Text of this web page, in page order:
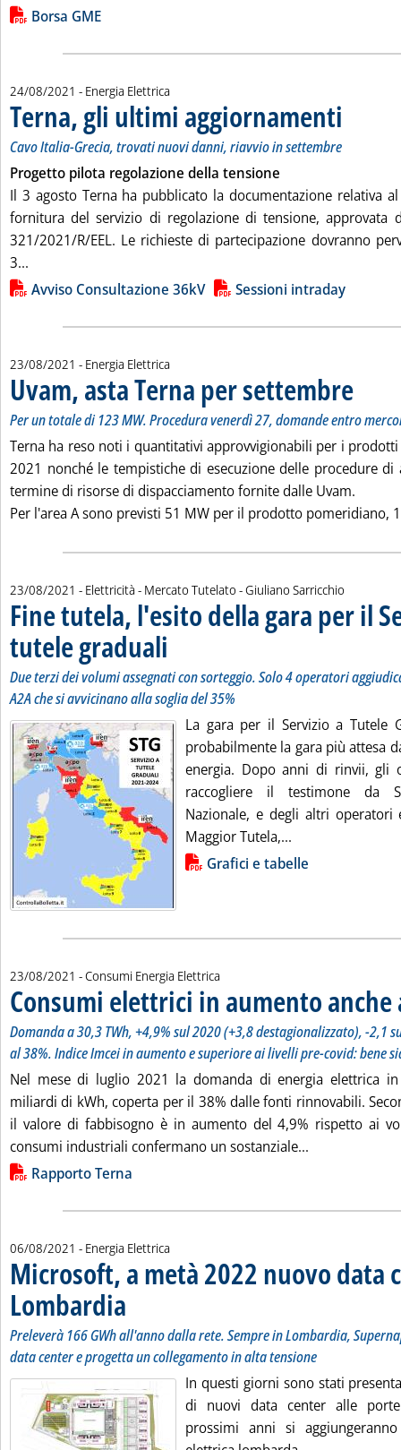
Leggi tutta la notizia: 'Risultati della Borsa elettrica'
Lista allegati PDF alla notizia
Borsa GME
24/08/2021 - Energia Elettrica
Terna, gli ultimi aggiornamenti
Cavo Italia-Grecia, trovati nuovi danni, riavvio in settembre
Progetto pilota regolazione della tensione
Il 3 agosto Terna ha pubblicato la documentazione relativa
fornitura del servizio di regolazione di tensione, approvata
321/2021/R/EEL. Le richieste di partecipazione dovranno
3...
Lista allegati PDF alla notizia
Avviso Consultazione 36kV Sessioni intraday
23/08/2021 - Energia Elettrica
Uvam, asta Terna per settembre
Per un totale di 123 MW. Procedura venerdì 27, domande entro
Terna ha reso noti i quantitativi approvvigionabili per i
2021 nonché le tempistiche di esecuzione delle procedure di
termine di risorse di dispacciamento fornite dalle Uvam.
Per l'area A sono previsti 51 MW per il prodotto pomeridiano,
23/08/2021 - Elettricità - Mercato Tutelato -di:
Giuliano Sarricchio
Fine tutela, l'esito della gara per il
tutele graduali . Sottotitolo: Due terzi dei volumi assegnati con
. Pubblicata lunedì 23 agosto 2021 alle 16.41.
Due terzi dei volumi assegnati con sorteggio. Solo 4 operatori
A2A che si avvicinano alla soglia del 35%
La gara per il Servizio a Tutele
probabilmente la gara più attesa
energia. Dopo anni di rinvii, gli
raccogliere il testimone da
Nazionale, e degli altri operatori
Maggior Tutela,...
Lista allegati PDF alla notiziaGrafici e tabelle
23/08/2021 - Consumi Energia Elettrica
Consumi elettrici in aumento anche
Domanda a 30,3 TWh, +4,9% sul 2020 (+3,8 destagionalizzato), -2,1
al 38%. Indice Imcei in aumento e superiore ai livelli pre-covid: bene
Nel mese di luglio 2021 la domanda di energia elettrica
miliardi di kWh, coperta per il 38% dalle fonti rinnovabili.
il valore di fabbisogno è in aumento del 4,9% rispetto ai
consumi industriali confermano un sostanziale...
Lista allegati PDF alla notizia
Rapporto Terna
06/08/2021 - Energia Elettrica
Microsoft, a metà 2022 nuovo data
Lombardia
Preleverà 166 GWh all'anno dalla rete. Sempre in Lombardia,
data center e progetta un collegamento in alta tensione
In questi giorni sono stati
di nuovi data center alle
prossimi anni si